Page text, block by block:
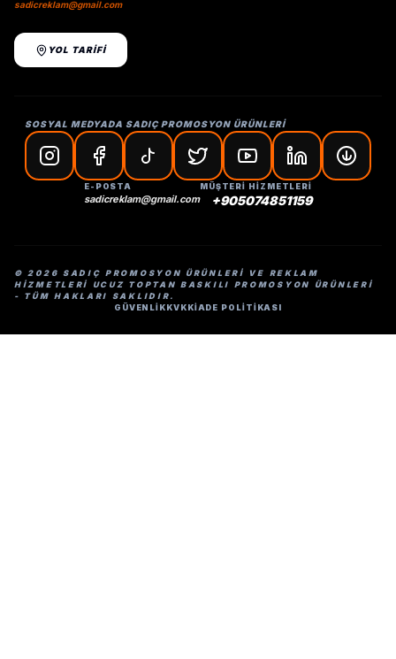
sadicreklam@gmail.com
YOL TARİFİ
SOSYAL MEDYADA SADIÇ PROMOSYON ÜRÜNLERİ
E-POSTA
sadicreklam@gmail.com
MÜŞTERİ HİZMETLERİ
+905074851159
© 2026 SADIÇ PROMOSYON ÜRÜNLERI VE REKLAM
HIZMETLERI UCUZ TOPTAN BASKILI PROMOSYON ÜRÜNLERI
- TÜM HAKLARI SAKLIDIR.
GÜVENLİKKVKKİADE POLİTİKASI